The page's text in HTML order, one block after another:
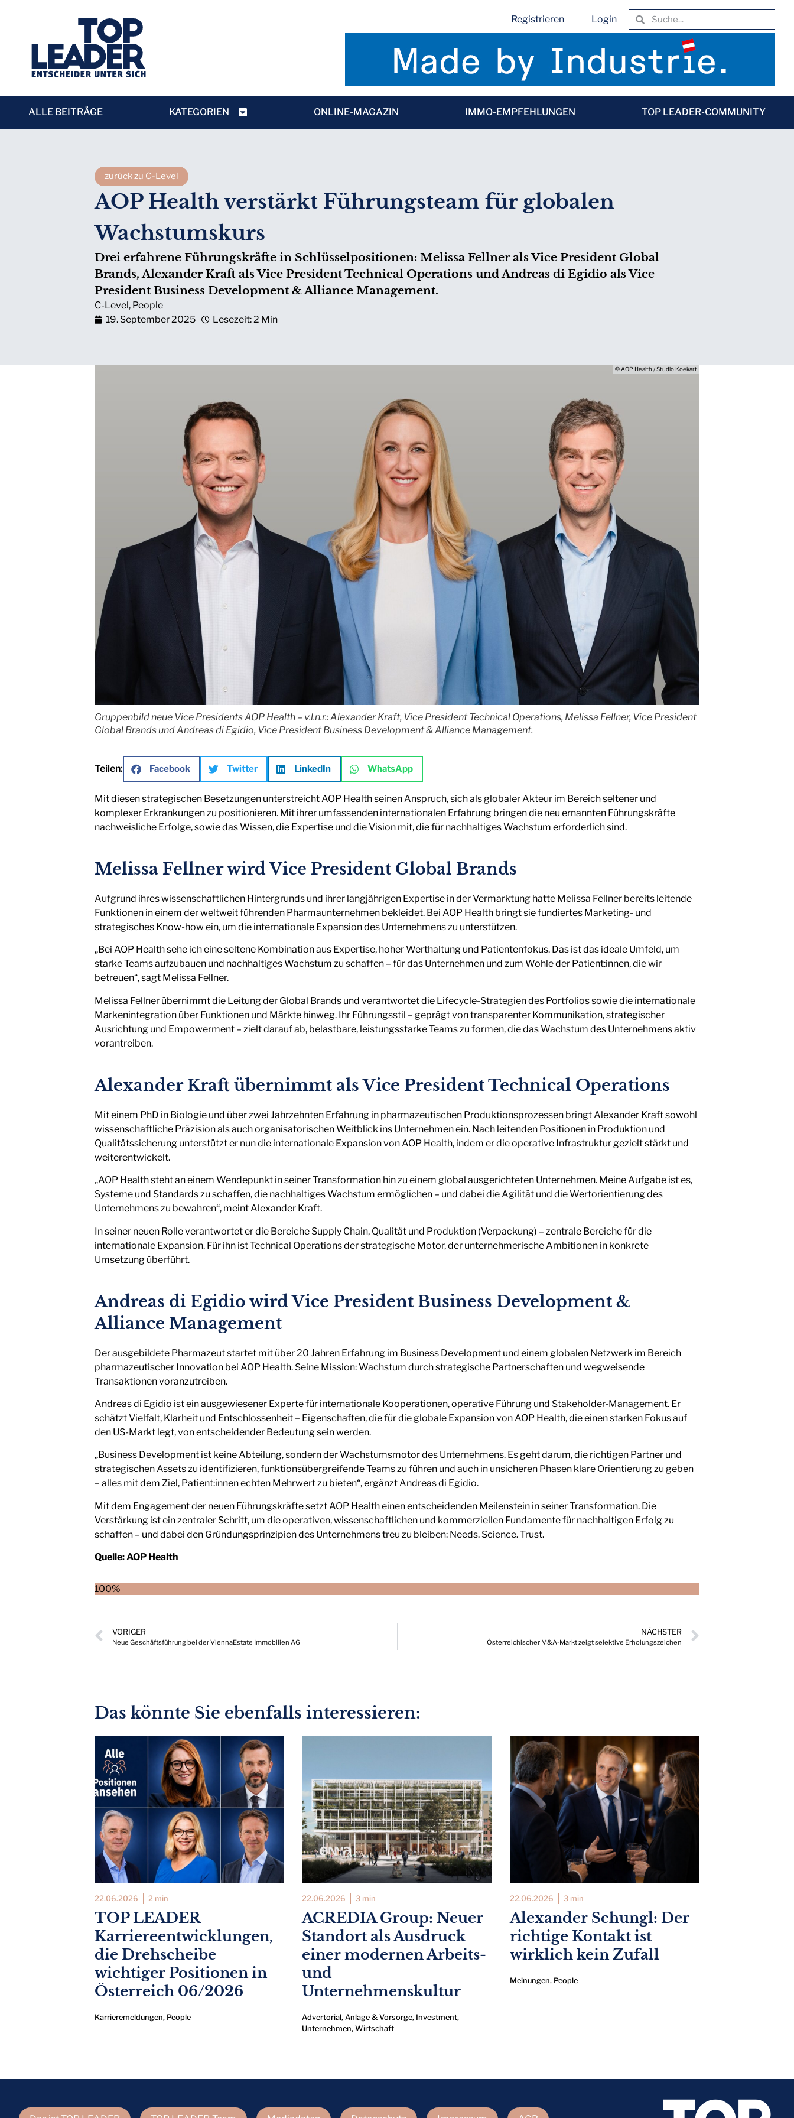
Registrieren Login
ALLE BEITRÄGE KATEGORIEN ONLINE-MAGAZIN IMMO-EMPFEHLUNGEN TOP LEADER-COMMUNITY
zurück zu C-Level
AOP Health verstärkt Führungsteam für globalen
Wachstumskurs
Drei erfahrene Führungskräfte in Schlüsselpositionen: Melissa Fellner als Vice President Global
Brands, Alexander Kraft als Vice President Technical Operations und Andreas di Egidio als Vice
President Business Development & Alliance Management.
C-Level, People
19. September 2025
Lesezeit: 2 Min
© AOP Health / Studio Koekart
Gruppenbild neue Vice Presidents AOP Health – v.l.n.r.: Alexander Kraft, Vice President Technical Operations, Melissa Fellner, Vice President
Global Brands und Andreas di Egidio, Vice President Business Development & Alliance Management.
Teilen: Facebook Twitter LinkedIn WhatsApp
Mit diesen strategischen Besetzungen unterstreicht AOP Health seinen Anspruch, sich als globaler Akteur im Bereich seltener und
komplexer Erkrankungen zu positionieren. Mit ihrer umfassenden internationalen Erfahrung bringen die neu ernannten Führungskräfte
nachweisliche Erfolge, sowie das Wissen, die Expertise und die Vision mit, die für nachhaltiges Wachstum erforderlich sind.
Melissa Fellner wird Vice President Global Brands
Aufgrund ihres wissenschaftlichen Hintergrunds und ihrer langjährigen Expertise in der Vermarktung hatte Melissa Fellner bereits leitende
Funktionen in einem der weltweit führenden Pharmaunternehmen bekleidet. Bei AOP Health bringt sie fundiertes Marketing- und
strategisches Know-how ein, um die internationale Expansion des Unternehmens zu unterstützen.
„Bei AOP Health sehe ich eine seltene Kombination aus Expertise, hoher Werthaltung und Patientenfokus. Das ist das ideale Umfeld, um
starke Teams aufzubauen und nachhaltiges Wachstum zu schaffen – für das Unternehmen und zum Wohle der Patient:innen, die wir
betreuen“, sagt Melissa Fellner.
Melissa Fellner übernimmt die Leitung der Global Brands und verantwortet die Lifecycle-Strategien des Portfolios sowie die internationale
Markenintegration über Funktionen und Märkte hinweg. Ihr Führungsstil – geprägt von transparenter Kommunikation, strategischer
Ausrichtung und Empowerment – zielt darauf ab, belastbare, leistungsstarke Teams zu formen, die das Wachstum des Unternehmens aktiv
vorantreiben.
Alexander Kraft übernimmt als Vice President Technical Operations
Mit einem PhD in Biologie und über zwei Jahrzehnten Erfahrung in pharmazeutischen Produktionsprozessen bringt Alexander Kraft sowohl
wissenschaftliche Präzision als auch organisatorischen Weitblick ins Unternehmen ein. Nach leitenden Positionen in Produktion und
Qualitätssicherung unterstützt er nun die internationale Expansion von AOP Health, indem er die operative Infrastruktur gezielt stärkt und
weiterentwickelt.
„AOP Health steht an einem Wendepunkt in seiner Transformation hin zu einem global ausgerichteten Unternehmen. Meine Aufgabe ist es,
Systeme und Standards zu schaffen, die nachhaltiges Wachstum ermöglichen – und dabei die Agilität und die Wertorientierung des
Unternehmens zu bewahren“, meint Alexander Kraft.
In seiner neuen Rolle verantwortet er die Bereiche Supply Chain, Qualität und Produktion (Verpackung) – zentrale Bereiche für die
internationale Expansion. Für ihn ist Technical Operations der strategische Motor, der unternehmerische Ambitionen in konkrete
Umsetzung überführt.
Andreas di Egidio wird Vice President Business Development &
Alliance Management
Der ausgebildete Pharmazeut startet mit über 20 Jahren Erfahrung im Business Development und einem globalen Netzwerk im Bereich
pharmazeutischer Innovation bei AOP Health. Seine Mission: Wachstum durch strategische Partnerschaften und wegweisende
Transaktionen voranzutreiben.
Andreas di Egidio ist ein ausgewiesener Experte für internationale Kooperationen, operative Führung und Stakeholder-Management. Er
schätzt Vielfalt, Klarheit und Entschlossenheit – Eigenschaften, die für die globale Expansion von AOP Health, die einen starken Fokus auf
den US-Markt legt, von entscheidender Bedeutung sein werden.
„Business Development ist keine Abteilung, sondern der Wachstumsmotor des Unternehmens. Es geht darum, die richtigen Partner und
strategischen Assets zu identifizieren, funktionsübergreifende Teams zu führen und auch in unsicheren Phasen klare Orientierung zu geben
– alles mit dem Ziel, Patient:innen echten Mehrwert zu bieten“, ergänzt Andreas di Egidio.
Mit dem Engagement der neuen Führungskräfte setzt AOP Health einen entscheidenden Meilenstein in seiner Transformation. Die
Verstärkung ist ein zentraler Schritt, um die operativen, wissenschaftlichen und kommerziellen Fundamente für nachhaltigen Erfolg zu
schaffen – und dabei den Gründungsprinzipien des Unternehmens treu zu bleiben: Needs. Science. Trust.
Quelle:AOP Health
100%
VORIGER
Neue Geschäftsführung bei der ViennaEstate Immobilien AG
NÄCHSTER
Österreichischer M&A-Markt zeigt selektive Erholungszeichen
Das könnte Sie ebenfalls interessieren:
22.06.2026 2 min
TOP LEADER
Karriereentwicklungen,
die Drehscheibe
wichtiger Positionen in
Österreich 06/2026
Karrieremeldungen, People
22.06.2026 3 min
ACREDIA Group: Neuer
Standort als Ausdruck
einer modernen Arbeits-
und
Unternehmenskultur
Advertorial, Anlage & Vorsorge, Investment,
Unternehmen,Wirtschaft
22.06.2026 3 min
Alexander Schungl: Der
richtige Kontakt ist
wirklich kein Zufall
Meinungen, People